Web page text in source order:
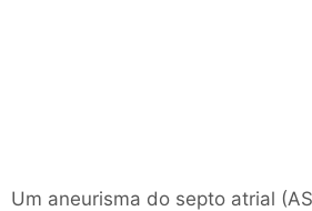
Um aneurisma do septo atrial